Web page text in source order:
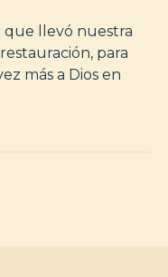
que llevó nuestra
para
más a Dios en